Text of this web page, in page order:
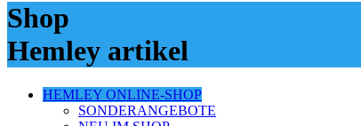
Shop
Hemley artikel
HEMLEY ONLINE-SHOP
SONDERANGEBOTE